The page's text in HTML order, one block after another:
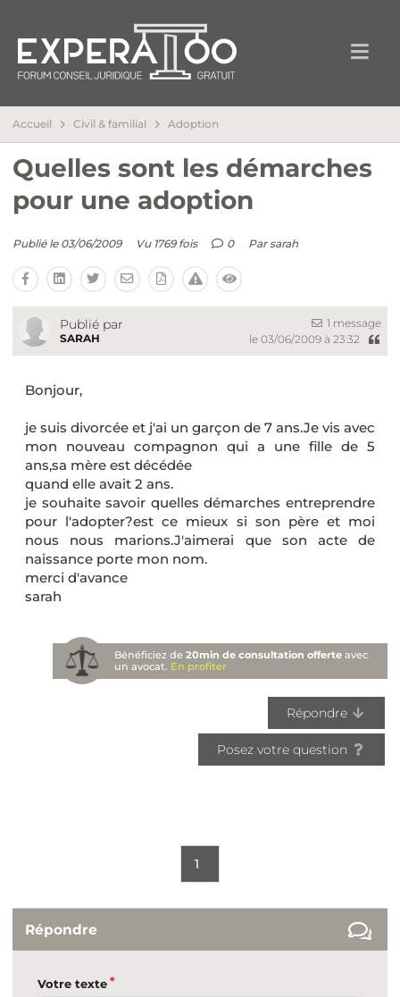
Accueil Civil & familial Adoption
Quelles sont les démarches
pour une adoption
Publié le 03/06/2009 Vu 1769 fois 0 Parsarah
Publié par
SARAH
1 message
le 03/06/2009 à 23:32
Bonjour,
je suis divorcée et j'ai un garçon de 7 ans.Je vis avec
mon nouveau compagnon qui a une fille de 5
ans,sa mère est décédée
quand elle avait 2 ans.
je souhaite savoir quelles démarches entreprendre
pour l'adopter?est ce mieux si son père et moi
nous nous marions.J'aimerai que son acte de
naissance porte mon nom.
merci d'avance
sarah
Bénéficiez de20min de consultation offerte avec
un avocat. En profiter
Répondre
Posez votre question
1
Répondre
Votre texte